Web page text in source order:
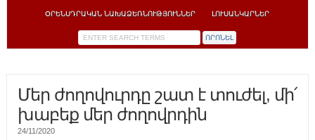
ՕՐԵՆՍԴՐԱԿԱՆ ՆԱԽԱՁԵՌՆՈՒԹՅՈՒՆՆԵՐ ԼՈՒՍԱՆԿԱՐՆԵՐ
Մեր ժողովուրդը շատ է տուժել, մի՛
խաբեք մեր ժողովրդին
24/11/2020